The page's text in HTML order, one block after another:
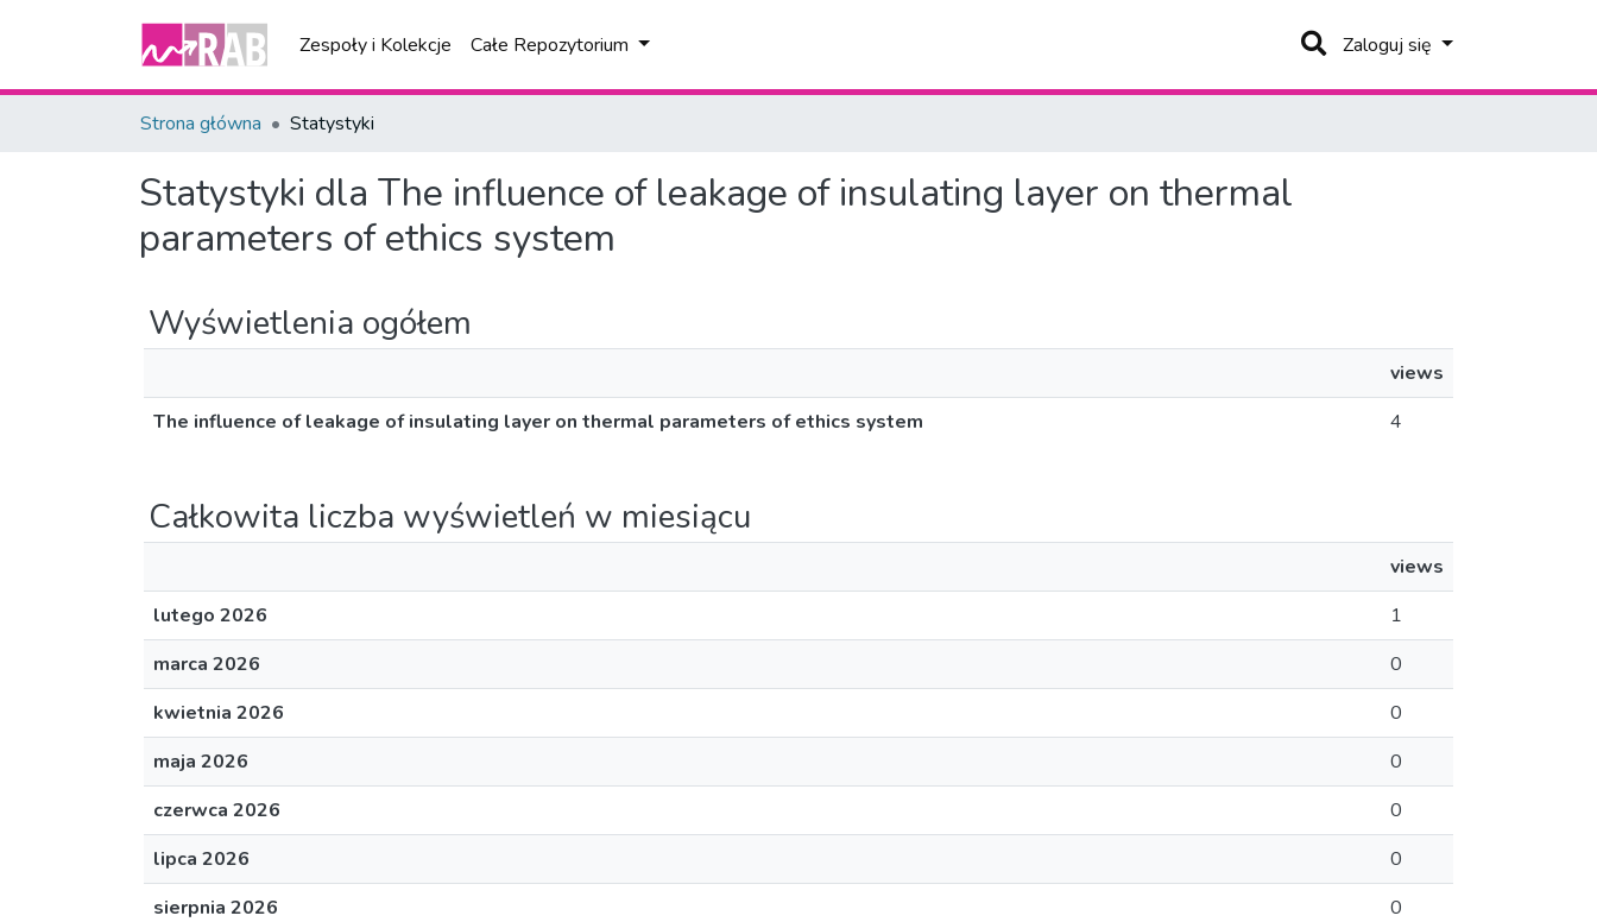
Zespoły i Kolekcje Całe Repozytorium Zaloguj się
Strona główna Statystyki
Statystyki dla The influence of leakage of insulating layer on thermal
parameters of ethics system
Wyświetlenia ogółem
views
The influence of leakage of insulating layer on thermal parameters of ethics system
4
Całkowita liczba wyświetleń w miesiącu
views
lutego 2026
1
marca 2026
0
kwietnia 2026
0
maja 2026
0
czerwca 2026
0
lipca 2026
0
sierpnia 2026
0